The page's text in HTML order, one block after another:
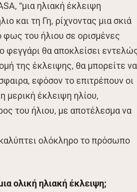
“μια ηλιακή έκλειψη
και τη Γη, ρίχνοντας μια σκιά
φως του ήλιου σε ορισμένες
φεγγάρι θα αποκλείσει
της έκλειψης, θα μπορείτε να
εφόσον το επιτρέπουν οι
μερική έκλειψη ηλίου,
του ήλιου, με αποτέλεσμα να
ολόκληρο το πρόσωπο
ολική ηλιακή έκλειψη;